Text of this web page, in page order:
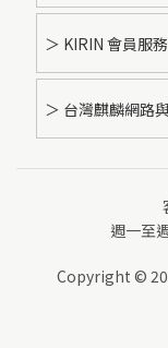
＞ KIRIN 會員服
＞ 台灣麒麟網路
週一至
Copyright ©